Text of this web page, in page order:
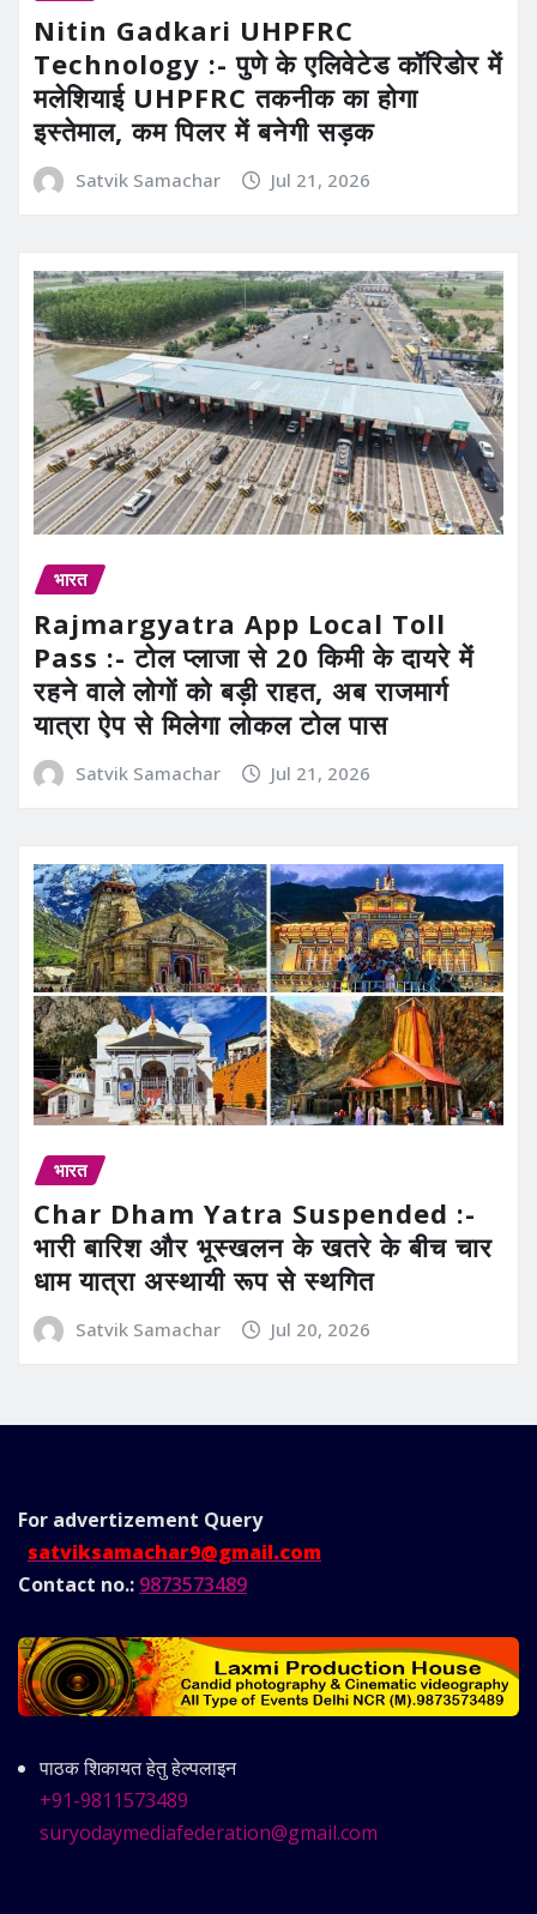
Nitin Gadkari UHPFRC
Technology :- पुणे के एलिवेटेड कॉरिडोर में
मलेशियाई UHPFRC तकनीक का होगा
इस्तेमाल, कम पिलर में बनेगी सड़क
Satvik Samachar Jul 21, 2026
भारत
Rajmargyatra App Local Toll
Pass :- टोल प्लाजा से 20 किमी के दायरे में
रहने वाले लोगों को बड़ी राहत, अब राजमार्ग
यात्रा ऐप से मिलेगा लोकल टोल पास
Satvik Samachar Jul 21, 2026
भारत
Char Dham Yatra Suspended :-
भारी बारिश और भूस्खलन के खतरे के बीच चार
धाम यात्रा अस्थायी रूप से स्थगित
Satvik Samachar Jul 20, 2026
For advertizement Query
satviksamachar9@gmail.com
Contact no.: 9873573489
पाठक शिकायत हेतु हेल्पलाइन
+91-9811573489
suryodaymediafederation@gmail.com